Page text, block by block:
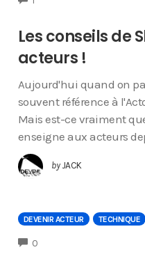
Les conseils de
acteurs !
Aujourd'hui quand on
souvent référence à
Mais est-ce vraiment
enseigne aux acteurs
by JACK
DEVENIR ACTEUR TECHNIQUE
0COMMENTS